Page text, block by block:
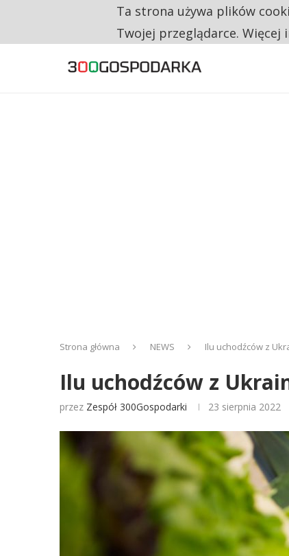
NA JEDEN WAKAT PRZYPADAJĄ 62
Strona główna NEWS Ilu uchodźców z
Ilu uchodźców z
przez Zespół 300Gospodarki 23 sierpnia 2022
Ta strona używa plików
Twojej przeglądarce. Więcej